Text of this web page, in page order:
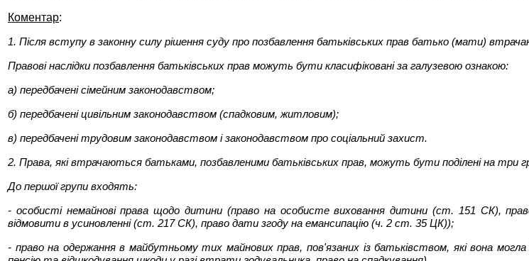
Коментар:
1. Після вступу в законну силу рішення суду про позбавлення батьківських прав батько (мати)
Правові наслідки позбавлення батьківських прав можуть бути класифіковані за галузевою ознакою:
а) передбачені сімейним законодавством;
б) передбачені цивільним законодавством (спадковим, житловим);
в) передбачені трудовим законодавством і законодавством про соціальний захист.
2. Права, які втрачаються батьками, позбавленими батьківських прав, можуть бути поділені на три
До першої групи входять:
- особисті немайнові права щодо дитини (право на особисте виховання дитини (ст. 151 СК),
відмовити в усиновленні (ст. 217 СК), право дати згоду на емансипацію (ч. 2 ст. 35 ЦК));
- право на одержання в майбутньому тих майнових прав, пов'язаних із батьківством, які вона